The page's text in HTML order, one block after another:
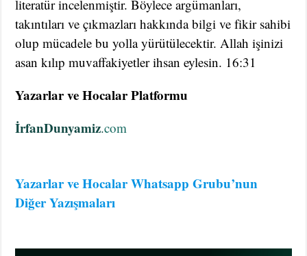
literatür incelenmiştir. Böylece argümanları,
takıntıları ve çıkmazları hakkında bilgi ve fikir sahibi
olup mücadele bu yolla yürütülecektir. Allah işinizi
asan kılıp muvaffakiyetler ihsan eylesin. 16:31
Yazarlar ve Hocalar Platformu
İrfanDunyamiz.com
Yazarlar ve Hocalar Whatsapp Grubu’nun
Diğer Yazışmaları